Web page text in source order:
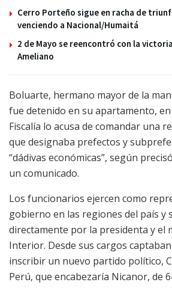
Cerro Porteño sigue en racha de
venciendo a Nacional/Humaitá
2 de Mayo se reencontró con la
Ameliano
Boluarte, hermano mayor de la
fue detenido en su apartamento, en
Fiscalía lo acusa de comandar una
que designaba prefectos y
“dádivas económicas”, según
un comunicado.
Los funcionarios ejercen como
gobierno en las regiones del país y
directamente por la presidenta y el
Interior. Desde sus cargos
inscribir un nuevo partido político,
Perú, que encabezaría Nicanor, de